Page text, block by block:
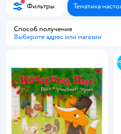
Фильтры Тематика
Способ получения
Выберите адрес или магазин